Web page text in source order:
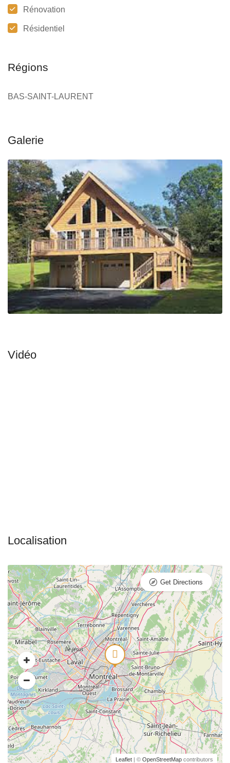
Rénovation
Résidentiel
Régions
BAS-SAINT-LAURENT
Leaflet | © OpenStreetMap contributors
Get Directions